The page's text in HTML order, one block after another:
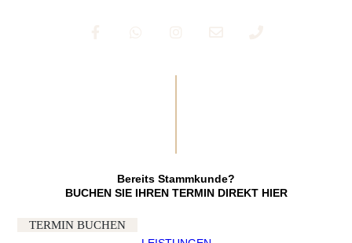
Bereits Stammkunde?
BUCHEN SIE IHREN TERMIN DIREKT HIER
TERMIN BUCHEN